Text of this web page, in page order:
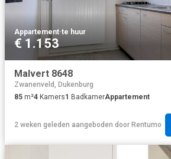
Appartement·te huur
€ 1.153
Malvert 8648
Zwanenveld, Dukenburg
85 m²4 Kamers1 BadkamerAppartement
2 weken geleden aangeboden door Rentumo